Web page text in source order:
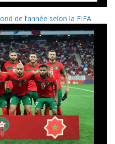
de l’année selon la FIFA